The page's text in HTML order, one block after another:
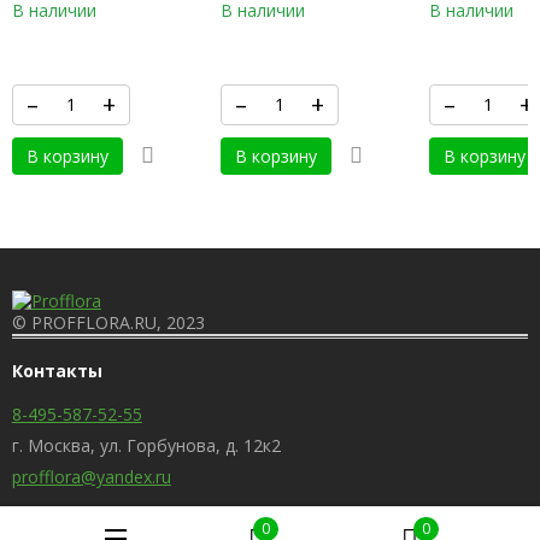
В наличии
– +
В корзину
В наличии
– +
В корзину
В наличии
– +
В корзину
© PROFFLORA.RU, 2023
Контакты
8-495-587-52-55
г. Москва, ул. Горбунова, д. 12к2
profflora@yandex.ru
0 0